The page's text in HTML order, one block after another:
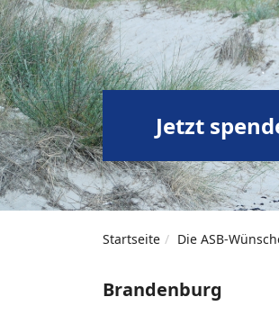
Jetzt
Startseite Die ASB-
Brandenburg